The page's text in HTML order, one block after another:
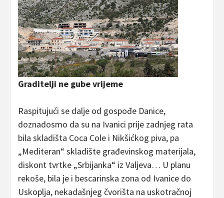
Graditelji ne gube vrijeme
Raspitujući se dalje od gospođe Danice,
doznadosmo da su na Ivanici prije zadnjeg rata
bila skladišta Coca Cole i Nikšićkog piva, pa
„Mediteran“ skladište građevinskog materijala,
diskont tvrtke „Srbijanka“ iz Valjeva… U planu
rekoše, bila je i bescarinska zona od Ivanice do
Uskoplja, nekadašnjeg čvorišta na uskotračnoj